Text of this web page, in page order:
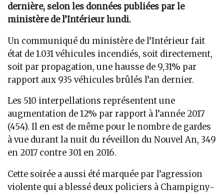
dernière, selon les données publiées par le
ministère de l’Intérieur lundi.
Un communiqué du ministère de l’Intérieur fait
état de 1.031 véhicules incendiés, soit directement,
soit par propagation, une hausse de 9,31% par
rapport aux 935 véhicules brûlés l’an dernier.
Les 510 interpellations représentent une
augmentation de 12% par rapport à l’année 2017
(454). Il en est de même pour le nombre de gardes
à vue durant la nuit du réveillon du Nouvel An, 349
en 2017 contre 301 en 2016.
Cette soirée a aussi été marquée par l’agression
violente qui a blessé deux policiers à Champigny-